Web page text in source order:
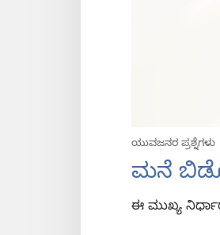
ಯುವಜನರ ಪ್ರಶ್ನೆಗಳು
ಮನೆ
ಈ ಮುಖ್ಯ